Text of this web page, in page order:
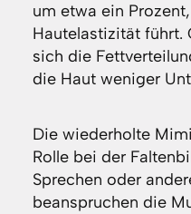
um etwa ein
Hautelastizität führt.
sich die
die Haut weniger
Die wiederholte
Rolle bei der
Sprechen oder
beanspruchen die